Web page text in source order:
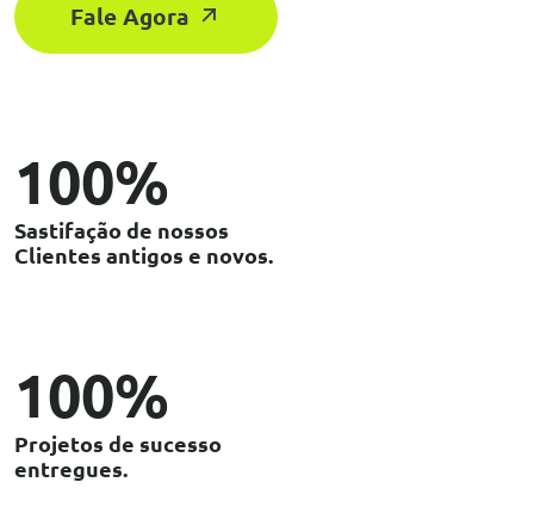
Fale Agora
100%
Sastifação de nossos
Clientes antigos e novos.
100%
Projetos de sucesso
entregues.